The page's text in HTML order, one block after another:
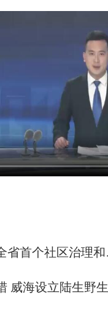
社区治理和服务领域地方标准
陆生野生动物禁猎区和禁猎期